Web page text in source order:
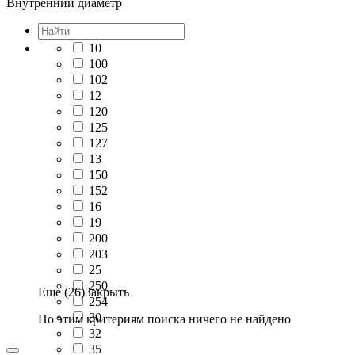
10
100
102
12
120
125
127
13
150
152
16
19
200
203
25
250
254
30
32
35
Еще (26)Закрыть
По этим критериям поиска ничего не найдено